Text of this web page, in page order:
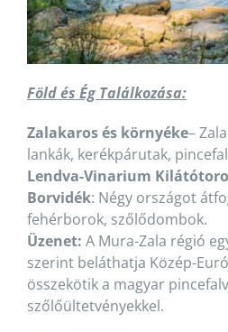
Föld és Ég Találkozása:
Zalakaros és környéke–
lankák, kerékpárutak,
Lendva-Vinarium
Borvidék: Négy országot
fehérborok, szőlődombok.
Üzenet: A Mura-Zala régió
szerint beláthatja Közép-
összekötik a magyar
szőlőültetvényekkel.